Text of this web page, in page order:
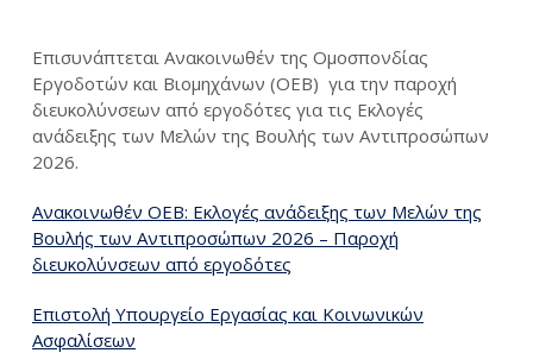
Επισυνάπτεται Ανακοινωθέν της Ομοσπονδίας
Εργοδοτών και Βιομηχάνων (ΟΕΒ) για την παροχή
διευκολύνσεων από εργοδότες για τις Εκλογές
ανάδειξης των Μελών της Βουλής των Αντιπροσώπων
2026.
Ανακοινωθέν ΟΕΒ: Εκλογές ανάδειξης των Μελών της
Βουλής των Αντιπροσώπων 2026 – Παροχή
διευκολύνσεων από εργοδότες
Επιστολή Υπουργείο Εργασίας και Κοινωνικών
Ασφαλίσεων